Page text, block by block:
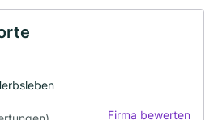
Firma bewerten